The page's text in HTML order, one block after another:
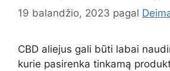
19 balandžio, 2023 pagal
CBD aliejus gali būti labai
kurie pasirenka tinkamą